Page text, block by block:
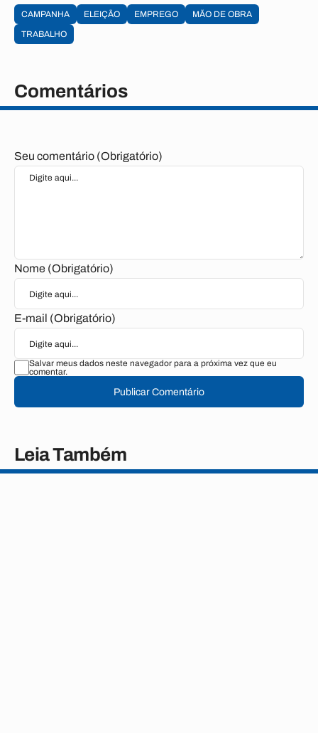
CAMPANHA ELEIÇÃO EMPREGO
MÃO DE OBRA
TRABALHO
Comentários
Seu comentário (Obrigatório)
Nome (Obrigatório)
E-mail (Obrigatório)
Salvar meus dados neste navegador para a próxima vez que eu
comentar.
Publicar Comentário
Leia Também